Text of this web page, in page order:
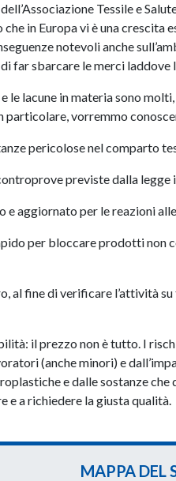
Tessile e
in Europa vi è una crescita
notevoli anche
far sbarcare le merci
le lacune in materia sono
particolare, vorremmo
pericolose nel comparto
previste dalla
e aggiornato per le reazioni
per bloccare prodotti non
al fine di verificare l’attività
il prezzo non è tutto. I
(anche minori) e
e dalle sostanze
e a richiedere la giusta qualità.
MAPPA DEL